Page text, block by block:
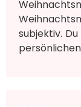
subjektiv.